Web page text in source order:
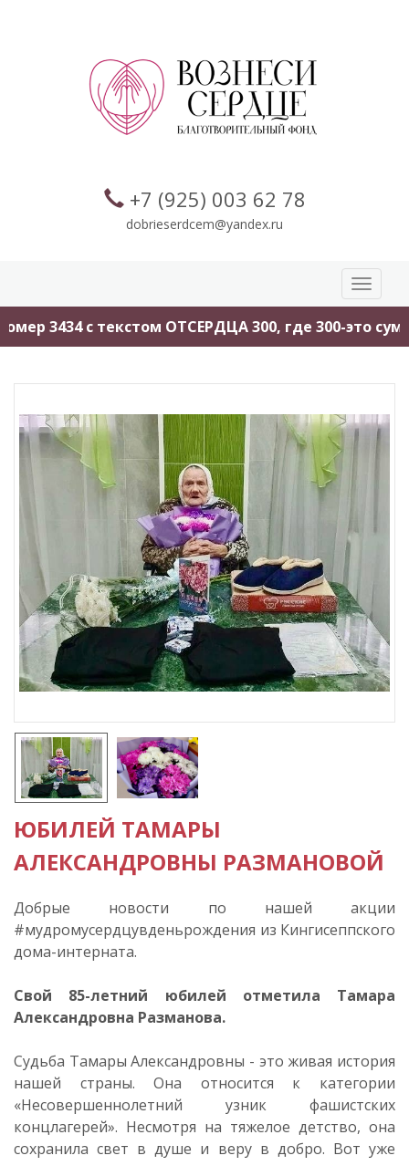
+7 (925) 003 62 78
dobrieserdcem@yandex.ru
Toggle
3434 с текстом ОТСЕРДЦА 300, где 300-это
ЮБИЛЕЙ ТАМАРЫ
АЛЕКСАНДРОВНЫ РАЗМАНОВОЙ
Добрые новости по нашей акции
#мудромусердцувденьрождения из Кингисеппского
дома-интерната.
Свой 85-летний юбилей отметила Тамара
Александровна Разманова.
Судьба Тамары Александровны - это живая история
нашей страны. Она относится к категории
«Несовершеннолетний узник фашистских
концлагерей». Несмотря на тяжелое детство, она
сохранила свет в душе и веру в добро. Вот уже